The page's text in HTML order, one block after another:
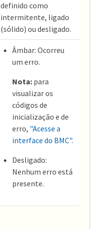
definido como
intermitente, ligado
(sólido) ou desligado.
Âmbar: Ocorreu
um erro.
Nota:para
visualizar os
códigos de
inicialização e de
erro, "Acesse a
interface do BMC".
Desligado:
Nenhum erro está
presente.